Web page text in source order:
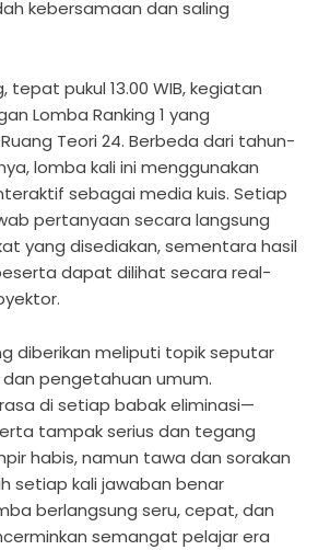
kebersamaan dan saling
tepat pukul 13.00 WIB, kegiatan
Lomba Ranking 1 yang
Teori 24. Berbeda dari tahun-
lomba kali ini menggunakan
sebagai media kuis. Setiap
pertanyaan secara langsung
yang disediakan, sementara hasil
dapat dilihat secara real-
diberikan meliputi topik seputar
pengetahuan umum.
di setiap babak eliminasi—
tampak serius dan tegang
habis, namun tawa dan sorakan
setiap kali jawaban benar
berlangsung seru, cepat, dan
semangat pelajar era